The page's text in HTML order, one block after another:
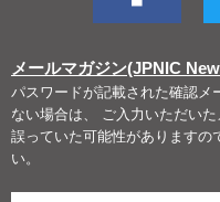
メールマガジン(JPNIC
パスワードが記載された確認メ
ない場合は、 ご入力いただい
誤っていた可能性がありますの
い。